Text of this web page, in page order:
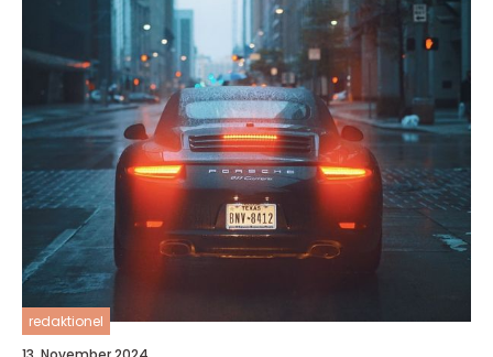
redaktionel